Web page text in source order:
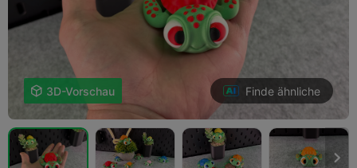
 3D-Vorschau Finde ähnliche
